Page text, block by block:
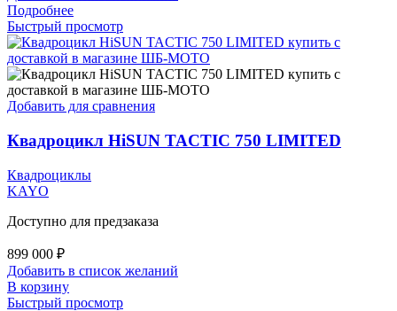
Подробнее
Быстрый просмотр
Добавить для сравнения
Квадроцикл HiSUN TACTIC 750 LIMITED
Квадроциклы
KAYO
Доступно для предзаказа
899 000 ₽
Добавить в список желаний
В корзину
Быстрый просмотр